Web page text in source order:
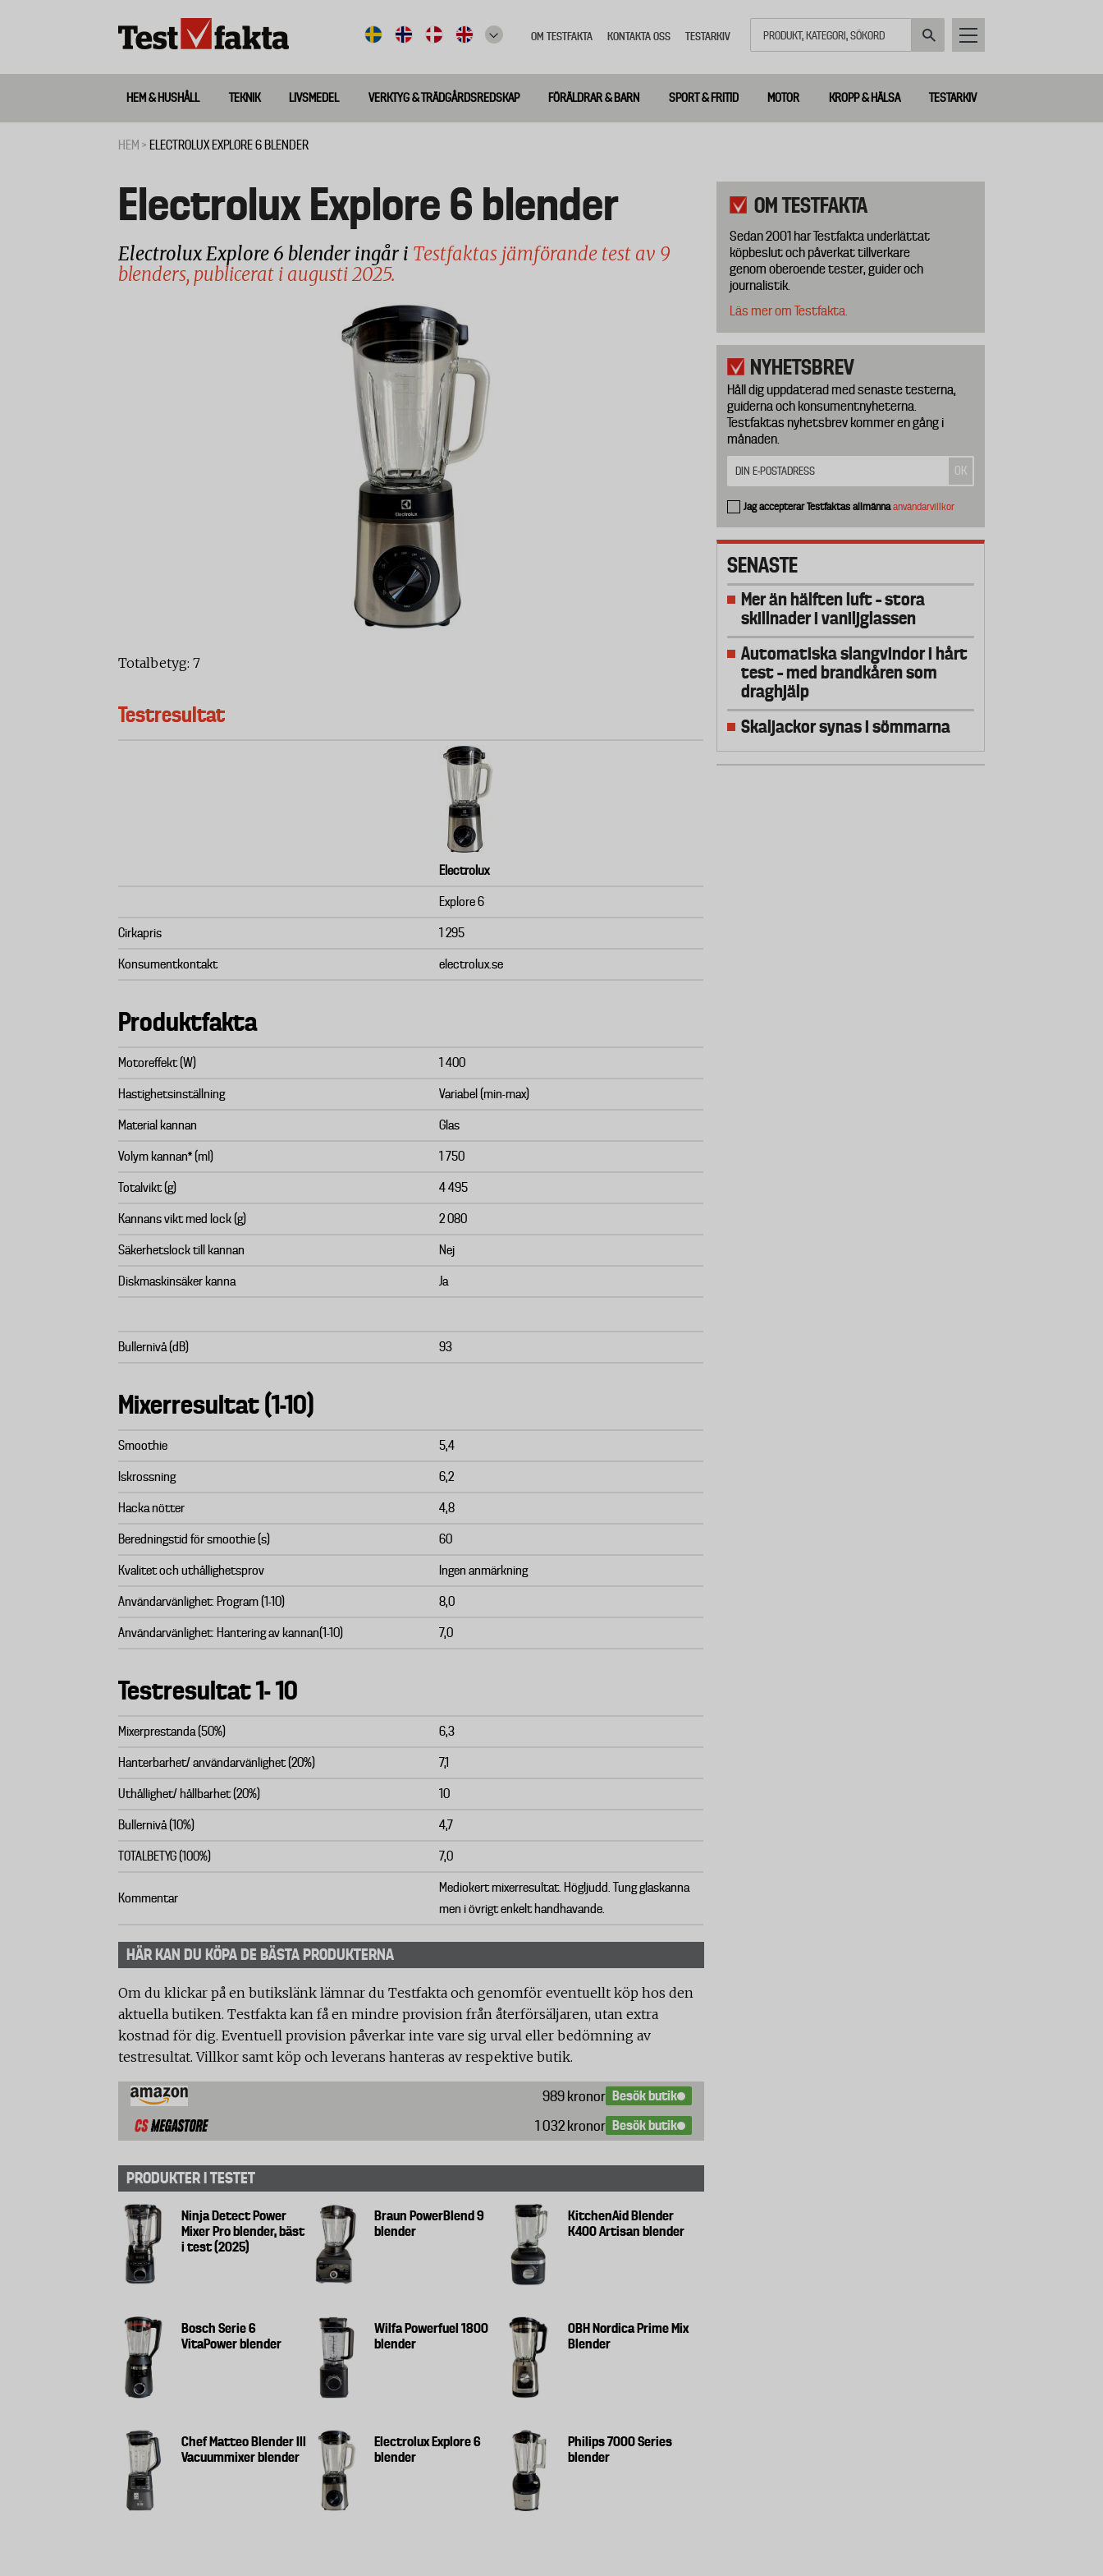
meny
OM TESTFAKTA KONTAKTA OSS TESTARKIV
Huvudmeny
ny
HEM & HUSHÅLL TEKNIK LIVSMEDEL VERKTYG & TRÄDGÅRDSREDSKAP FÖRÄLDRAR & BARN SPORT & FRITID MOTOR KROPP & HÄLSA TESTARKIV
HEM ELECTROLUX EXPLORE 6 BLENDER
Electrolux Explore 6 blender
Electrolux Explore 6 blender ingår i Testfaktas jämförande test av 9
blenders, publicerat i augusti 2025.
Totalbetyg: 7
Testresultat
Electrolux
Explore 6
Cirkapris 1 295
Konsumentkontakt electrolux.se
Produktfakta
Motoreffekt (W) 1 400
Hastighetsinställning Variabel (min-max)
Material kannan Glas
Volym kannan* (ml) 1 750
Totalvikt (g) 4 495
Kannans vikt med lock (g) 2 080
Säkerhetslock till kannan Nej
Diskmaskinsäker kanna Ja
Bullernivå (dB) 93
Mixerresultat (1-10)
Smoothie 5,4
Iskrossning 6,2
Hacka nötter 4,8
Beredningstid för smoothie (s) 60
Kvalitet och uthållighetsprov Ingen anmärkning
Användarvänlighet: Program (1-10) 8,0
Användarvänlighet: Hantering av kannan(1-10) 7,0
Testresultat 1- 10
Mixerprestanda (50%) 6,3
Hanterbarhet/ användarvänlighet (20%) 7,1
Uthållighet/ hållbarhet (20%) 10
Bullernivå (10%) 4,7
TOTALBETYG (100%) 7,0
Kommentar
Mediokert mixerresultat. Högljudd. Tung glaskanna
men i övrigt enkelt handhavande.
HÄR KAN DU KÖPA DE BÄSTA PRODUKTERNA
Om du klickar på en butikslänk lämnar du Testfakta och genomför eventuellt köp hos den
aktuella butiken. Testfakta kan få en mindre provision från återförsäljaren, utan extra
kostnad för dig. Eventuell provision påverkar inte vare sig urval eller bedömning av
testresultat. Villkor samt köp och leverans hanteras av respektive butik.
989 kronor Besök butik
1 032 kronor Besök butik
PRODUKTER I TESTET
Ninja Detect Power
Mixer Pro blender, bäst
i test (2025)
Braun PowerBlend 9
blender
KitchenAid Blender
K400 Artisan blender
Bosch Serie 6
VitaPower blender
Wilfa Powerfuel 1800
blender
OBH Nordica Prime Mix
Blender
Chef Matteo Blender III
Vacuummixer blender
Electrolux Explore 6
blender
Philips 7000 Series
blender
OM TESTFAKTA
Sedan 2001 har Testfakta underlättat
köpbeslut och påverkat tillverkare
genom oberoende tester, guider och
journalistik.
Läs mer om Testfakta.
NYHETSBREV
Håll dig uppdaterad med senaste testerna,
guiderna och konsumentnyheterna.
Testfaktas nyhetsbrev kommer en gång i
månaden.
Jag accepterar Testfaktas allmännaanvändarvillkor
SENASTE
Mer än hälften luft – stora
skillnader i vaniljglassen
Automatiska slangvindor i hårt
test – med brandkåren som
draghjälp
Skaljackor synas i sömmarna